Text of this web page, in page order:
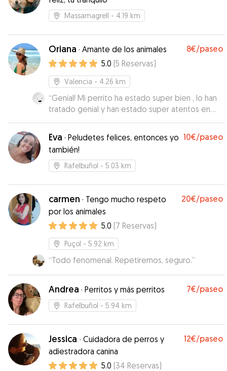
Massamagrell - 4.19 km
Oriana · Amante de los animales 8€/paseo
5.0 (5 Reservas)
Valencia - 4.26 km
“Genial! Mi perrito ha estado super bien , lo han
tratado genial y han estado super atentos en
informarme y que estuviera super bien! Lo
recomiendo a todo el mundo y seguro que
repito! Muchísimas gracias”
Eva · Peludetes felices, entonces yo
también!
10€/paseo
Rafelbuñol - 5.03 km
carmen · Tengo mucho respeto
por los animales
20€/paseo
5.0 (7 Reservas)
Puçol - 5.92 km
“Todo fenomenal. Repetiremos, seguro.”
Andrea · Perritos y más perritos 7€/paseo
Rafelbuñol - 5.94 km
Jessica · Cuidadora de perros y
adiestradora canina
12€/paseo
5.0 (34 Reservas)